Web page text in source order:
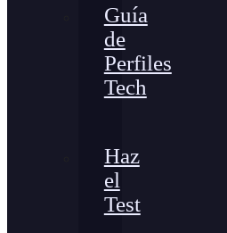
Guía
de
Perfiles
Tech
Haz
el
Test